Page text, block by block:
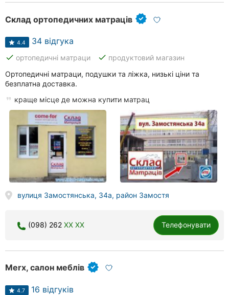
Склад ортопедичних матраців
4.4 34 відгука
done ортопедичні матраци done продуктовий магазин
Ортопедичні матраци, подушки та ліжка, низькі ціни та
безплатна доставка.
краще місце де можна купити матрац
вулиця Замостянська, 34а, район Замостя
(098) 262 XX XX Телефонувати
Merx, салон меблів
4.7 16 відгуків